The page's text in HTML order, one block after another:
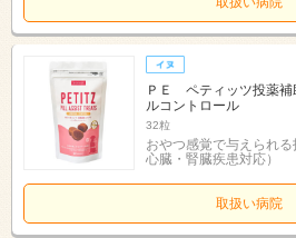
ＰＥ ペティッツ投薬
ルコントロール
32粒
おやつ感覚で与えられる
心臓・腎臓疾患対応）
取扱い病院